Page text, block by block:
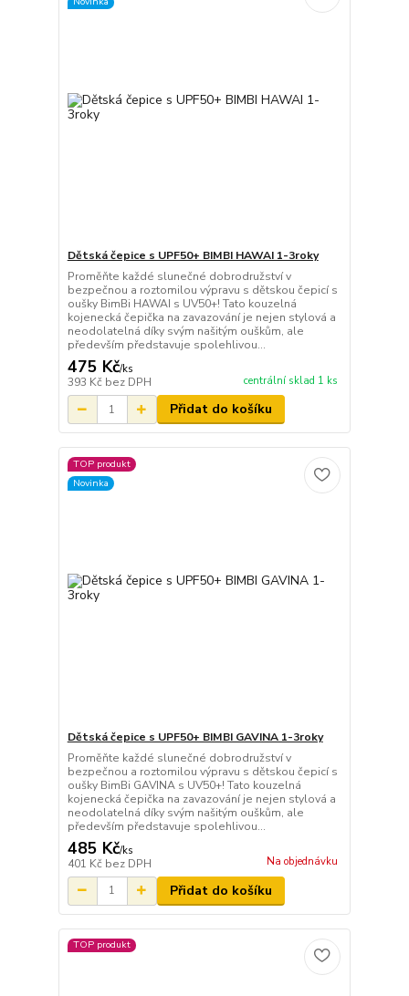
Dětská čepice s UPF50+ BIMBI HAWAI 1-3roky
Proměňte každé slunečné dobrodružství v
bezpečnou a roztomilou výpravu s dětskou čepicí s
oušky BimBi HAWAI s UV50+! Tato kouzelná
kojenecká čepička na zavazování je nejen stylová a
neodolatelná díky svým našitým ouškům, ale
především představuje spolehlivou...
475 Kč/ks
393 Kč bez DPH centrální sklad 1 ks
Přidat do košíku
TOP produkt
Novinka
Dětská čepice s UPF50+ BIMBI GAVINA 1-3roky
Proměňte každé slunečné dobrodružství v
bezpečnou a roztomilou výpravu s dětskou čepicí s
oušky BimBi GAVINA s UV50+! Tato kouzelná
kojenecká čepička na zavazování je nejen stylová a
neodolatelná díky svým našitým ouškům, ale
především představuje spolehlivou...
485 Kč/ks
401 Kč bez DPH Na objednávku
Přidat do košíku
TOP produkt